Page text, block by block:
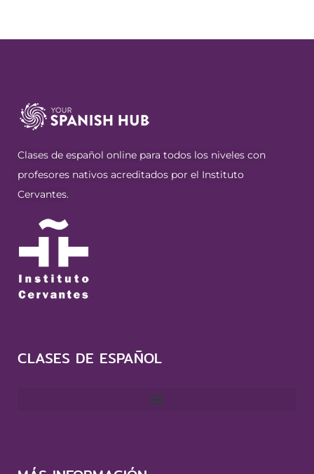
Clases de español online para todos los niveles con
profesores nativos acreditados por el Instituto
Cervantes.
CLASES DE ESPAÑOL